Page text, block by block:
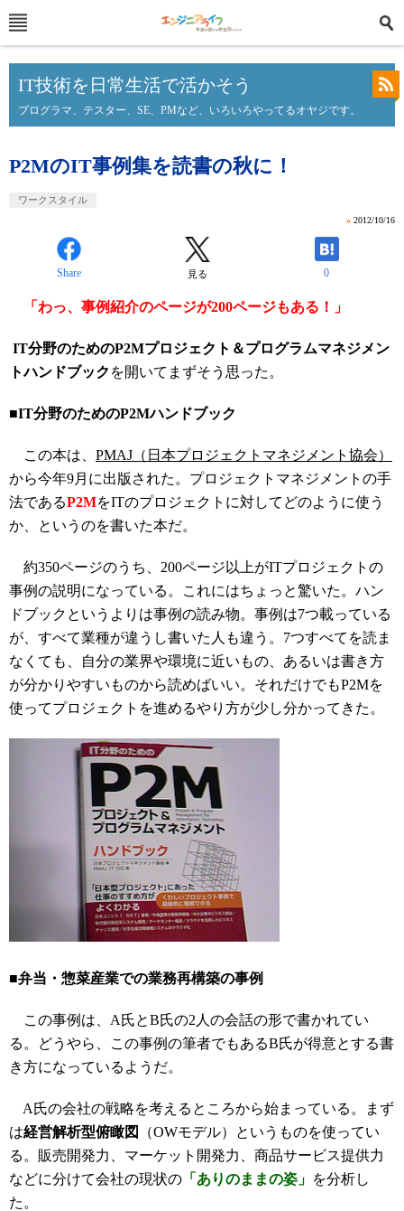
IT技術を日常生活で活かそう
プログラマ、テスター、SE、PMなど、いろいろやってるオヤジです。
P2MのIT事例集を読書の秋に！
ワークスタイル
» 2012/10/16
Share 見る 0
「わっ、事例紹介のページが200ページもある！」
IT分野のためのP2Mプロジェクト＆プログラムマネジメン
トハンドブック を開いてまずそう思った。
■IT分野のためのP2Mハンドブック
この本は、 PMAJ（日本プロジェクトマネジメント協会）
から今年9月に出版された。プロジェクトマネジメントの手
法であるP2MをITのプロジェクトに対してどのように使う
か、というのを書いた本だ。
約350ページのうち、200ページ以上がITプロジェクトの
事例の説明になっている。これにはちょっと驚いた。ハン
ドブックというよりは事例の読み物。事例は7つ載っている
が、すべて業種が違うし書いた人も違う。7つすべてを読ま
なくても、自分の業界や環境に近いもの、あるいは書き方
が分かりやすいものから読めばいい。それだけでもP2Mを
使ってプロジェクトを進めるやり方が少し分かってきた。
■弁当・惣菜産業での業務再構築の事例
この事例は、A氏とB氏の2人の会話の形で書かれてい
る。どうやら、この事例の筆者でもあるB氏が得意とする書
き方になっているようだ。
A氏の会社の戦略を考えるところから始まっている。まず
は経営解析型俯瞰図
（OWモデル）というものを使ってい
る。販売開発力、マーケット開発力、商品サービス提供力
などに分けて会社の現状の 「ありのままの姿」 を分析し
た。